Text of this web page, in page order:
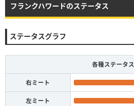
フランクハワードのステータス
ステータスグラフ
各種ステータス
右ミート
左ミート